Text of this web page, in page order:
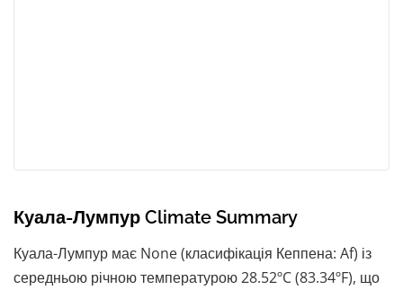
Куала-Лумпур Climate Summary
Куала-Лумпур має None (класифікація Кеппена: Af) із
середньою річною температурою 28.52ºC (83.34ºF), що